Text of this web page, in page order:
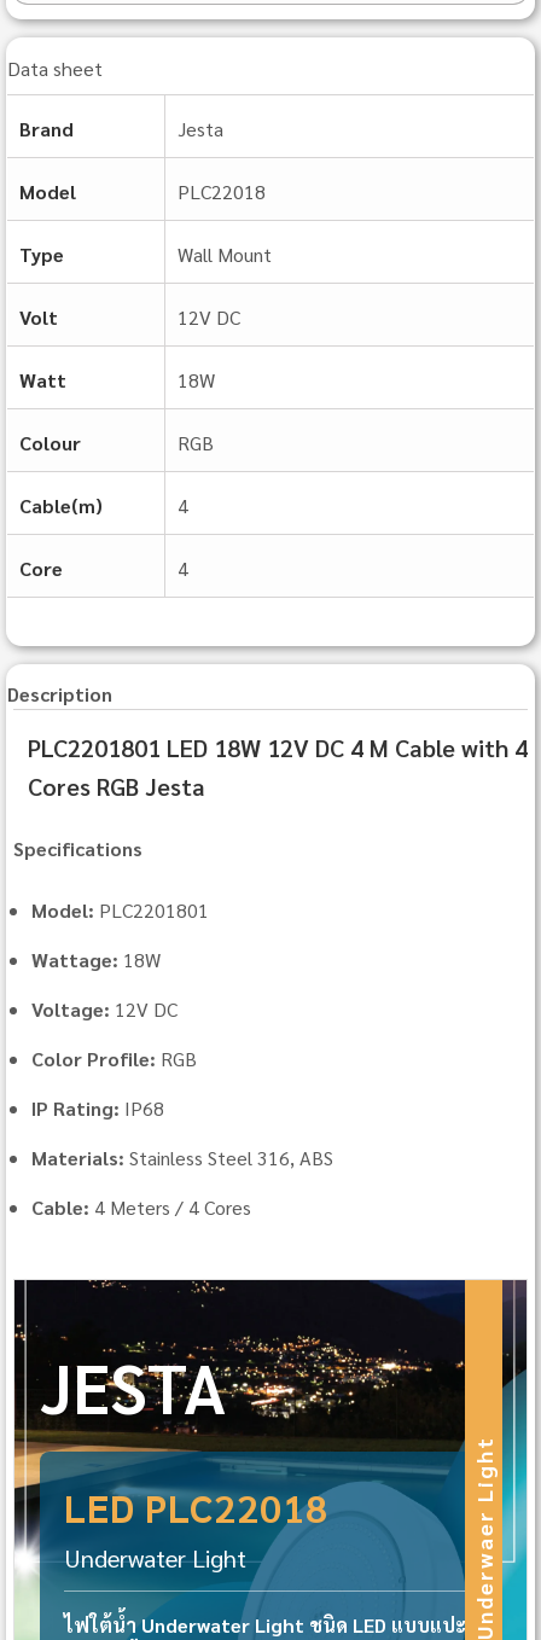
Data sheet
Brand Jesta
Model PLC22018
Type Wall Mount
Volt 12V DC
Watt 18W
Colour RGB
Cable(m) 4
Core 4
Description
PLC2201801 LED 18W 12V DC 4 M Cable with 4
Cores RGB Jesta
Specifications
Model: PLC2201801
Wattage: 18W
Voltage: 12V DC
Color Profile: RGB
IP Rating: IP68
Materials: Stainless Steel 316, ABS
Cable: 4 Meters / 4 Cores
JESTA
LED PLC22018
Underwater Light
ไฟใต้น้ำ Underwater Light ชนิด LED แบบแปะ Underwaer Light